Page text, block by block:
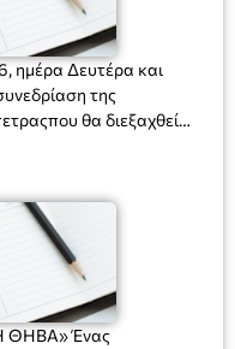
ημέρα Δευτέρα και
της
θα διεξαχθεί
31 στην αίθουσα
θέματα:
Ένας